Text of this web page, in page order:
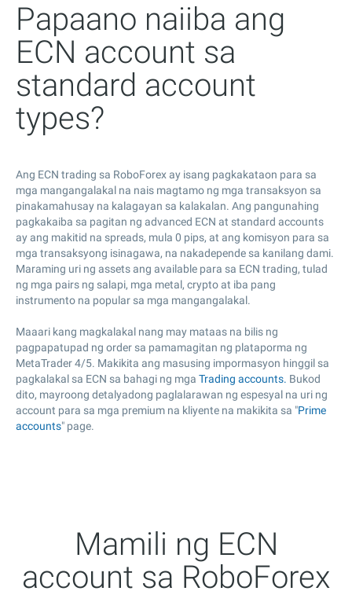
Papaano naiiba ang
ECN account sa
standard account
types?
Ang ECN trading sa RoboForex ay isang pagkakataon para sa
mga mangangalakal na nais magtamo ng mga transaksyon sa
pinakamahusay na kalagayan sa kalakalan. Ang pangunahing
pagkakaiba sa pagitan ng advanced ECN at standard accounts
ay ang makitid na spreads, mula 0 pips, at ang komisyon para sa
mga transaksyong isinagawa, na nakadepende sa kanilang dami.
Maraming uri ng assets ang available para sa ECN trading, tulad
ng mga pairs ng salapi, mga metal, crypto at iba pang
instrumento na popular sa mga mangangalakal.
Maaari kang magkalakal nang may mataas na bilis ng
pagpapatupad ng order sa pamamagitan ng plataporma ng
MetaTrader 4/5. Makikita ang masusing impormasyon hinggil sa
pagkalakal sa ECN sa bahagi ng mga Trading accounts. Bukod
dito, mayroong detalyadong paglalarawan ng espesyal na uri ng
account para sa mga premium na kliyente na makikita sa "Prime
accounts" page.
Mamili ng ECN
account sa RoboForex